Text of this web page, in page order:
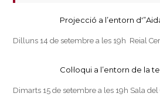
Projecció a l’entorn
Dilluns 14 de setembre a les 19h Reial
Col·loqui a l’entorn de la
Dimarts 15 de setembre a les 19h Sala del